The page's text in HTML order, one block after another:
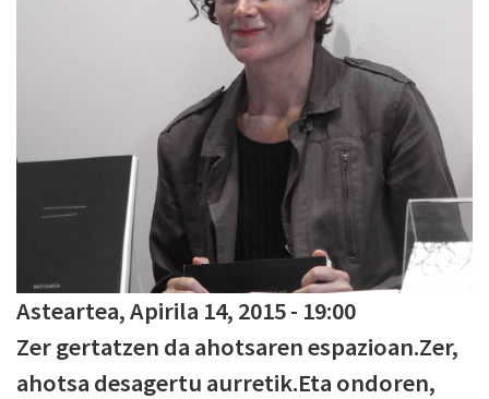
Asteartea, Apirila 14, 2015 - 19:00
Zer gertatzen da ahotsaren espazioan.Zer,
ahotsa desagertu aurretik.Eta ondoren,